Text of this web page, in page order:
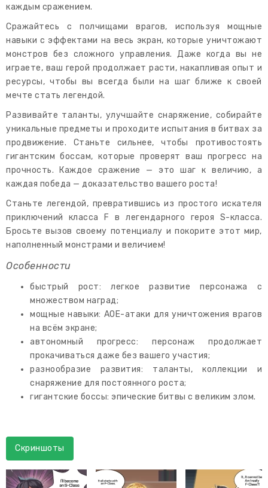
каждым сражением.
Сражайтесь с полчищами врагов, используя мощные
навыки с эффектами на весь экран, которые уничтожают
монстров без сложного управления. Даже когда вы не
играете, ваш герой продолжает расти, накапливая опыт и
ресурсы, чтобы вы всегда были на шаг ближе к своей
мечте стать легендой.
Развивайте таланты, улучшайте снаряжение, собирайте
уникальные предметы и проходите испытания в битвах за
продвижение. Станьте сильнее, чтобы противостоять
гигантским боссам, которые проверят ваш прогресс на
прочность. Каждое сражение — это шаг к величию, а
каждая победа — доказательство вашего роста!
Станьте легендой, превратившись из простого искателя
приключений класса F в легендарного героя S-класса.
Бросьте вызов своему потенциалу и покорите этот мир,
наполненный монстрами и величием!
Особенности
быстрый рост: легкое развитие персонажа с
множеством наград;
мощные навыки: AOE-атаки для уничтожения врагов
на всём экране;
автономный прогресс: персонаж продолжает
прокачиваться даже без вашего участия;
разнообразие развития: таланты, коллекции и
снаряжение для постоянного роста;
гигантские боссы: эпические битвы с великим злом.
Скриншоты